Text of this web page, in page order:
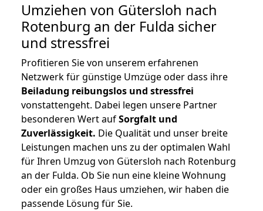
Umziehen von Gütersloh nach
Rotenburg an der Fulda sicher
und stressfrei
Profitieren Sie von unserem erfahrenen
Netzwerk für günstige Umzüge oder dass ihre
Beiladung reibungslos und stressfrei
vonstattengeht. Dabei legen unsere Partner
besonderen Wert aufSorgfalt und
Zuverlässigkeit. Die Qualität und unser breite
Leistungen machen uns zu der optimalen Wahl
für Ihren Umzug von Gütersloh nach Rotenburg
an der Fulda. Ob Sie nun eine kleine Wohnung
oder ein großes Haus umziehen, wir haben die
passende Lösung für Sie.